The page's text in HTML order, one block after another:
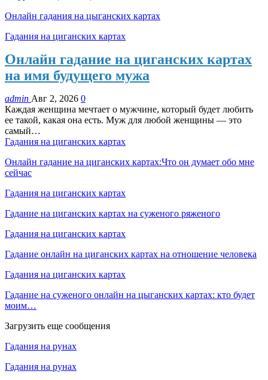
Онлайн гадания на цыганских картах
Гадания на циганских картах
Онлайн гадание на циганских картах
на имя будущего мужа
admin Авг 2, 2026 0
Каждая женщина мечтает о мужчине, который будет любить
ее такой, какая она есть. Муж для любой женщины — это
самый…
Гадания на циганских картах
Онлайн гадание на циганских картах:Что он думает обо мне
сейчас
Гадания на циганских картах
Гадание на циганских картах на суженого ряженого
Гадания на циганских картах
Гадание онлайн на циганских картах на отношение человека
Гадания на циганских картах
Гадание на суженого онлайн на цыганских картах: кто будет
моим…
Загрузить еще сообщения
Гадания на рунах
Гадания на рунах